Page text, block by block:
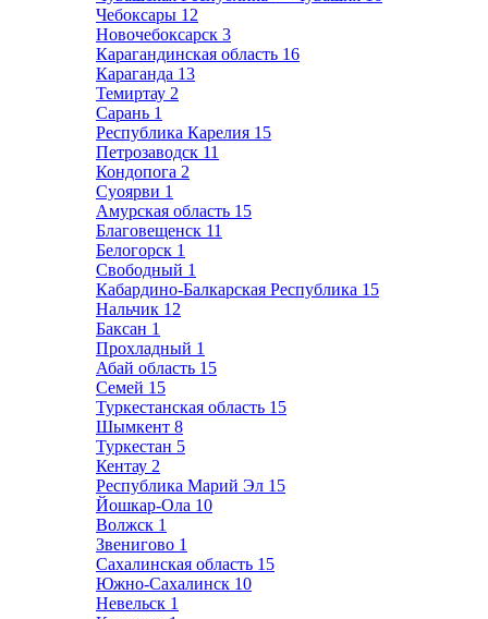
Чебоксары 12
Новочебоксарск 3
Карагандинская область 16
Караганда 13
Темиртау 2
Сарань 1
Республика Карелия 15
Петрозаводск 11
Кондопога 2
Суоярви 1
Амурская область 15
Благовещенск 11
Белогорск 1
Свободный 1
Кабардино-Балкарская Республика 15
Нальчик 12
Баксан 1
Прохладный 1
Абай область 15
Семей 15
Туркестанская область 15
Шымкент 8
Туркестан 5
Кентау 2
Республика Марий Эл 15
Йошкар-Ола 10
Волжск 1
Звенигово 1
Сахалинская область 15
Южно-Сахалинск 10
Невельск 1